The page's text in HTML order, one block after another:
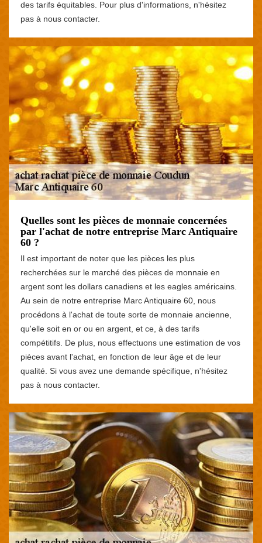
des tarifs équitables. Pour plus d'informations, n'hésitez
pas à nous contacter.
Quelles sont les pièces de monnaie concernées
par l'achat de notre entreprise Marc Antiquaire
60 ?
Il est important de noter que les pièces les plus
recherchées sur le marché des pièces de monnaie en
argent sont les dollars canadiens et les eagles américains.
Au sein de notre entreprise Marc Antiquaire 60, nous
procédons à l'achat de toute sorte de monnaie ancienne,
qu'elle soit en or ou en argent, et ce, à des tarifs
compétitifs. De plus, nous effectuons une estimation de vos
pièces avant l'achat, en fonction de leur âge et de leur
qualité. Si vous avez une demande spécifique, n'hésitez
pas à nous contacter.